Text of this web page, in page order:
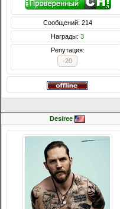
Сообщений: 214
Награды: 3
Репутация:
-20
Desiree